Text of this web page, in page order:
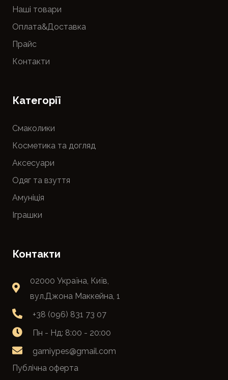
Наші товари
Оплата&Доставка
Прайс
Контакти
Категорії
Смаколики
Косметика та догляд
Аксесуари
Одяг та взуття
Амуніція
Іграшки
Контакти
02000 Україна, Київ,
вул.Джона Маккейна, 1
+38 (096) 831 73 07
Пн - Нд: 8:00 - 20:00
garniypes@gmail.com
Публічна оферта